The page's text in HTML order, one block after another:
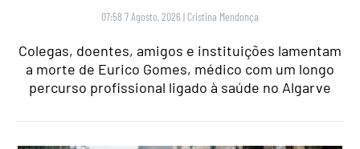
07:58 7 Agosto, 2026 | Cristina Mendonça
Colegas, doentes, amigos e instituições lamentam
a morte de Eurico Gomes, médico com um longo
percurso profissional ligado à saúde no Algarve